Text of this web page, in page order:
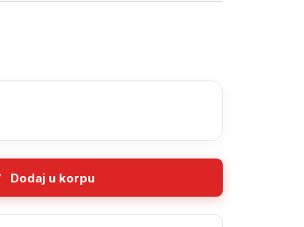
quantity
Dodaj u korpu